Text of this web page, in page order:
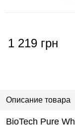
1 219 грн
Описание товара
BioTech Pure